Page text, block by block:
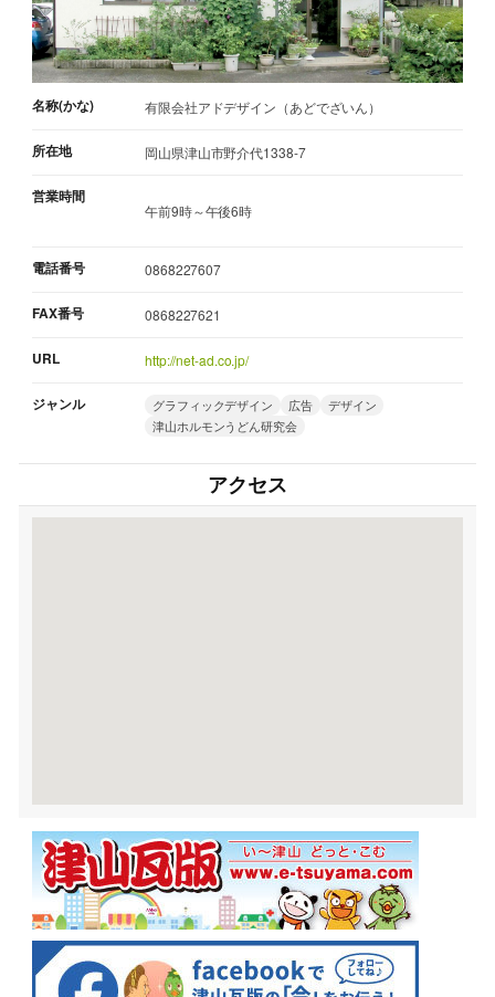
名称(かな) 有限会社アドデザイン（あどでざいん）
所在地 岡山県津山市野介代1338-7
営業時間
午前9時～午後6時
電話番号 0868227607
FAX番号 0868227621
URL http://net-ad.co.jp/
ジャンル グラフィックデザイン 広告
デザイン
津山ホルモンうどん研究会
アクセス